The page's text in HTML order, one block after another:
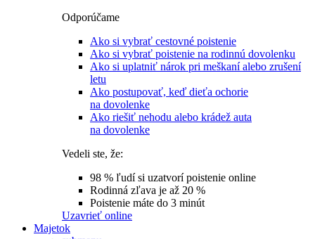
Odporúčame
Ako si vybrať cestovné poistenie
Ako si vybrať poistenie na rodinnú dovolenku
Ako si uplatniť nárok pri meškaní alebo zrušení
letu
Ako postupovať, keď dieťa ochorie
na dovolenke
Ako riešiť nehodu alebo krádež auta
na dovolenke
Vedeli ste, že:
98 % ľudí si uzatvorí poistenie online
Rodinná zľava je až 20 %
Poistenie máte do 3 minút
Uzavrieť online
Majetok